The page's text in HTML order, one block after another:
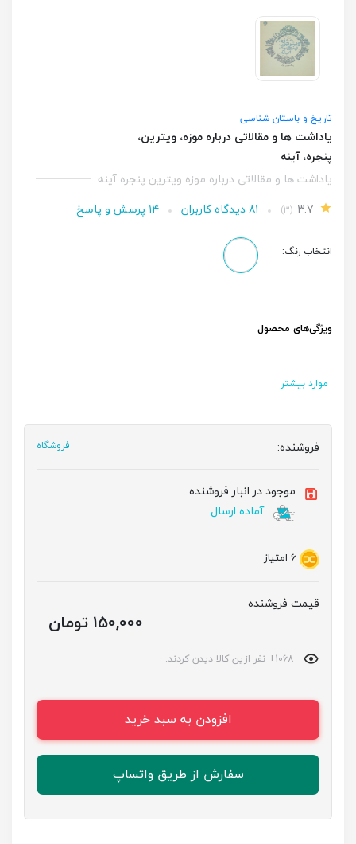
تاریخ و باستان شناسی
یاداشت ها و مقالاتی درباره موزه، ویترین،
پنجره، آینه
یاداشت ها و مقالاتی درباره موزه ویترین پنجره آینه
(۳) ۸۱ دیدگاه کاربران ۱۴ پرسش و پاسخ
انتخاب رنگ:
ویژگی‌های محصول
موارد بیشتر
فروشنده: فروشگاه
موجود در انبار فروشنده
آماده ارسال
6 امتیاز
قیمت فروشنده
150,000 تومان
افزودن به سبد خرید
سفارش از طریق واتساپ